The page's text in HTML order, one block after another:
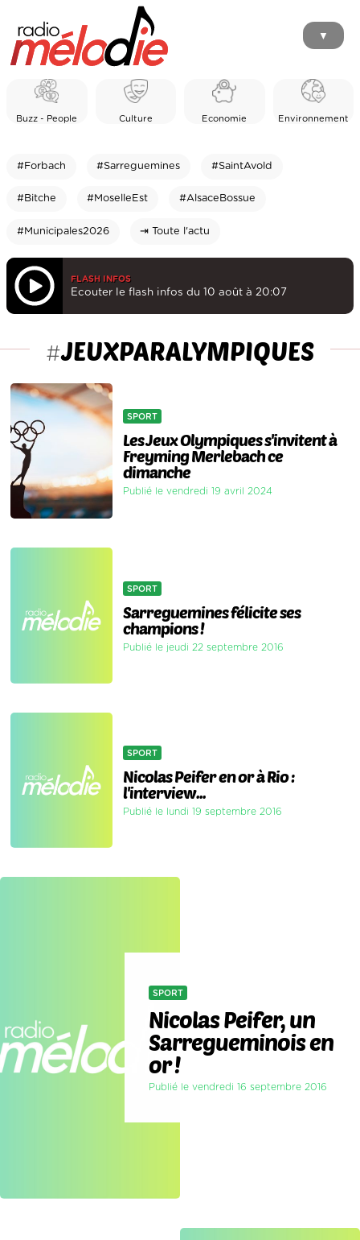
▼
Buzz - People Culture Economie Environnement
#Forbach #Sarreguemines #SaintAvold
#Bitche #MoselleEst #AlsaceBossue
#Municipales2026 ⇥ Toute l'actu
FLASH INFOS
Ecouter le flash infos du 10 août à 20:07
#JEUXPARALYMPIQUES
SPORT
Les Jeux Olympiques s'invitent à
Freyming Merlebach ce
dimanche
Publié le vendredi 19 avril 2024
SPORT
Sarreguemines félicite ses
champions !
Publié le jeudi 22 septembre 2016
SPORT
Nicolas Peifer en or à Rio :
l'interview...
Publié le lundi 19 septembre 2016
SPORT
Nicolas Peifer, un
Sarregueminois en
or !
Publié le vendredi 16 septembre 2016